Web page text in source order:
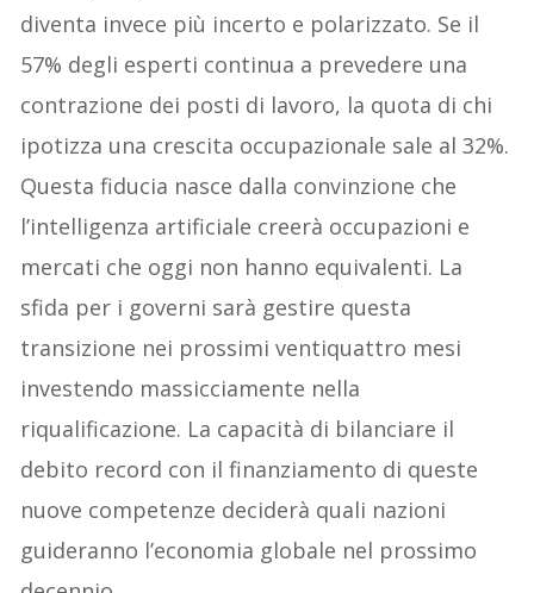
diventa invece più incerto e polarizzato. Se il
57% degli esperti continua a prevedere una
contrazione dei posti di lavoro, la quota di chi
ipotizza una crescita occupazionale sale al 32%.
Questa fiducia nasce dalla convinzione che
l’intelligenza artificiale creerà occupazioni e
mercati che oggi non hanno equivalenti. La
sfida per i governi sarà gestire questa
transizione nei prossimi ventiquattro mesi
investendo massicciamente nella
riqualificazione. La capacità di bilanciare il
debito record con il finanziamento di queste
nuove competenze deciderà quali nazioni
guideranno l’economia globale nel prossimo